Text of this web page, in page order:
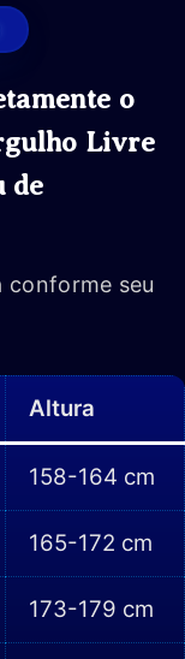
o
Livre
de
conforme seu
Altura
158-164 cm
165-172 cm
173-179 cm